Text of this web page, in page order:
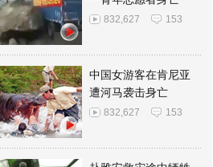
832,627 153
中国女游客在肯尼亚
遭河马袭击身亡
832,627 153